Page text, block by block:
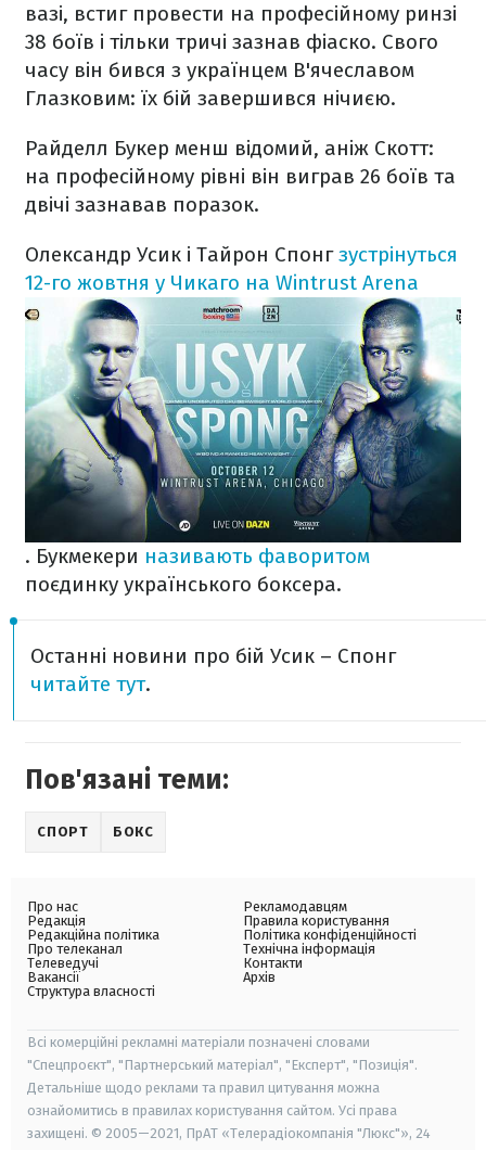
вазі, встиг провести на професійному ринзі
38 боїв і тільки тричі зазнав фіаско. Свого
часу він бився з українцем В'ячеславом
Глазковим: їх бій завершився нічиєю.
Райделл Букер менш відомий, аніж Скотт:
на професійному рівні він виграв 26 боїв та
двічі зазнавав поразок.
Олександр Усик і Тайрон Спонгзустрінуться
12-го жовтня у Чикаго на Wintrust Arena
. Букмекери називають фаворитом
поєдинку українського боксера.
Останні новини про бій Усик – Спонг
читайте тут.
Пов'язані теми:
СПОРТ БОКС
Про нас
Редакція
Редакційна політика
Про телеканал
Телеведучі
Вакансії
Структура власності
Рекламодавцям
Правила користування
Політика конфіденційності
Технічна інформація
Контакти
Архів
Всі комерційні рекламні матеріали позначені словами
"Спецпроєкт", "Партнерський матеріал", "Експерт", "Позиція".
Детальніше щодо реклами та правил цитування можна
ознайомитись в правилах користування сайтом. Усі права
захищені. © 2005—2021, ПрАТ «Телерадіокомпанія "Люкс"», 24